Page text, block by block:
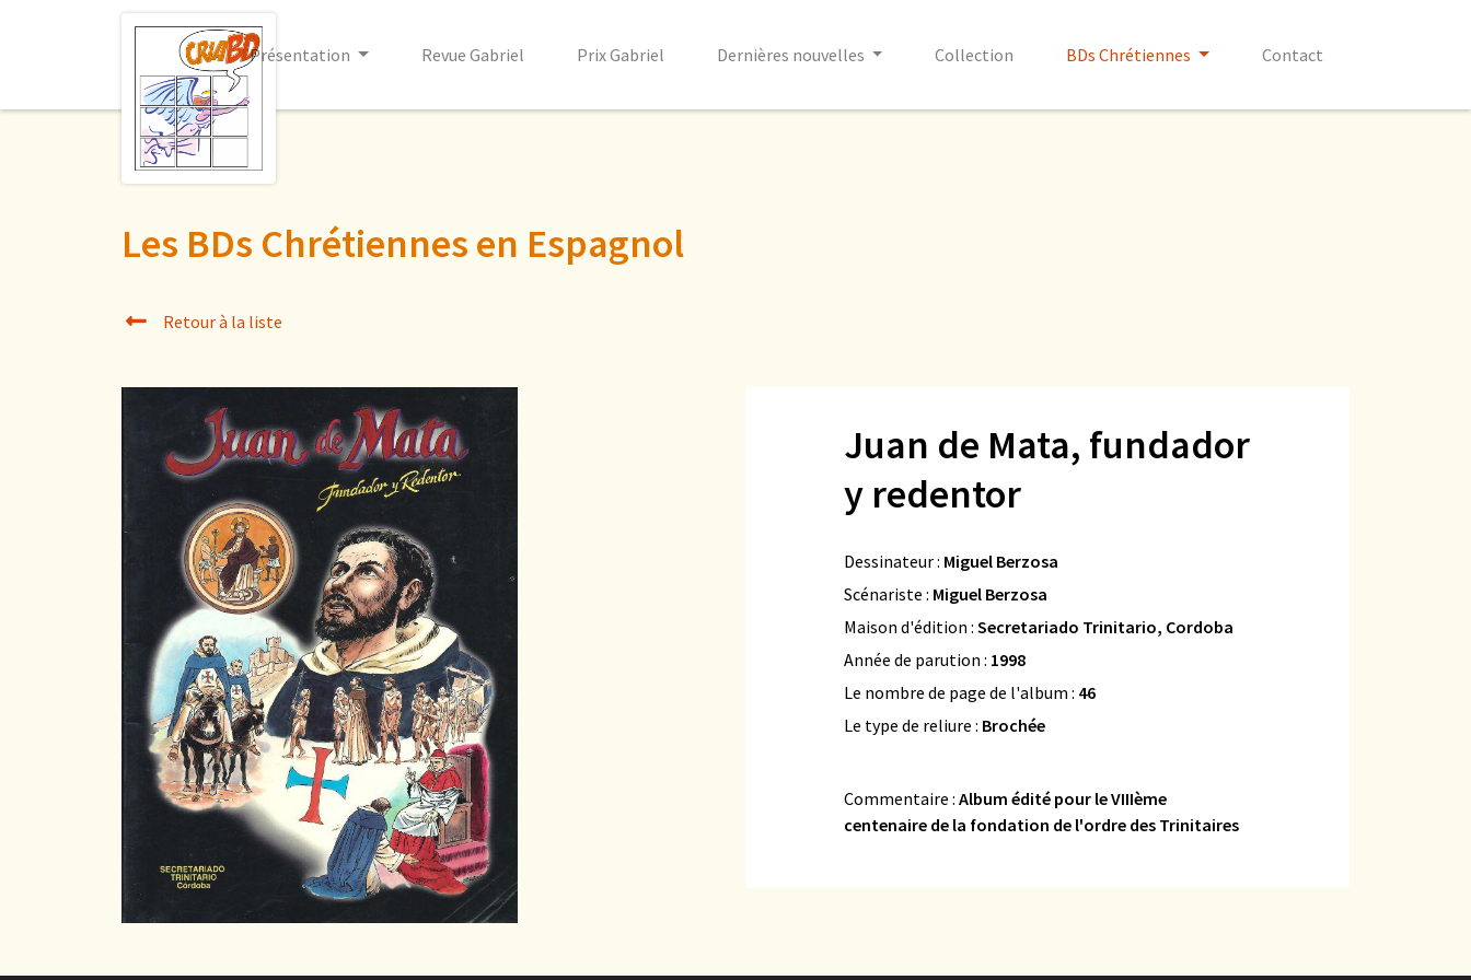
Présentation Revue Gabriel Prix Gabriel Dernières nouvelles Collection BDs Chrétiennes Contact
Les BDs Chrétiennes en Espagnol
Retour à la liste
Juan de Mata, fundador
y redentor
Dessinateur : Miguel Berzosa
Scénariste : Miguel Berzosa
Maison d'édition : Secretariado Trinitario, Cordoba
Année de parution : 1998
Le nombre de page de l'album : 46
Le type de reliure : Brochée
Commentaire : Album édité pour le VIIIème
centenaire de la fondation de l'ordre des Trinitaires